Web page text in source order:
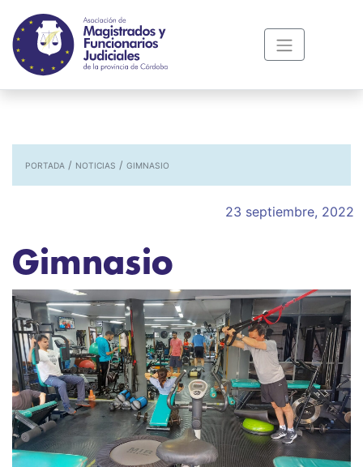
PORTADA / NOTICIAS / GIMNASIO
23 septiembre, 2022
Gimnasio